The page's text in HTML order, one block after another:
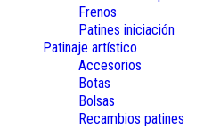
Frenos
Patines iniciación
Patinaje artístico
Accesorios
Botas
Bolsas
Recambios patines